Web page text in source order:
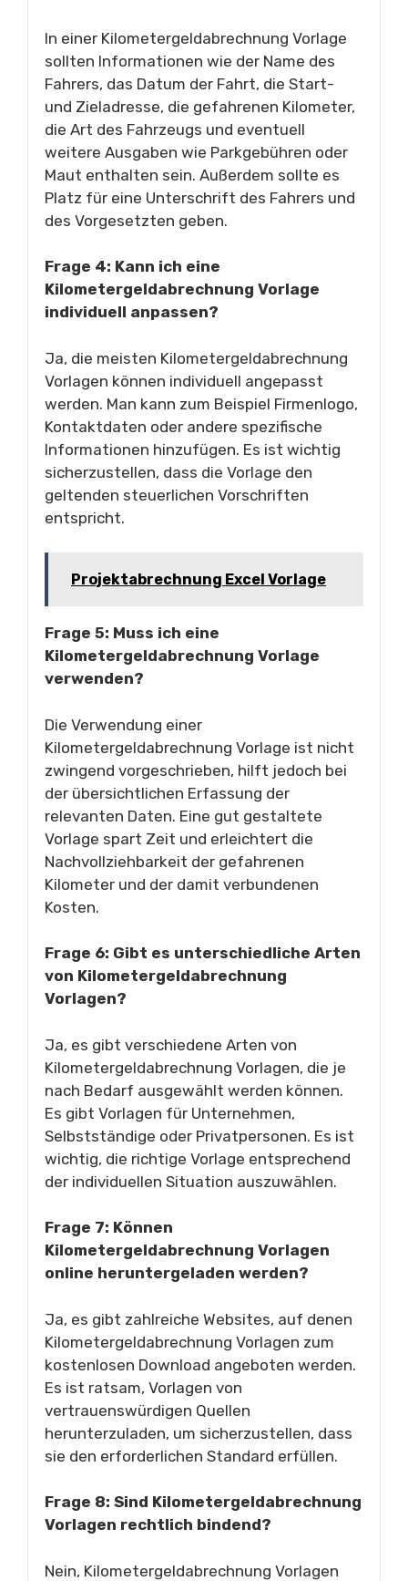
In einer Kilometergeldabrechnung Vorlage
sollten Informationen wie der Name des
Fahrers, das Datum der Fahrt, die Start-
und Zieladresse, die gefahrenen Kilometer,
die Art des Fahrzeugs und eventuell
weitere Ausgaben wie Parkgebühren oder
Maut enthalten sein. Außerdem sollte es
Platz für eine Unterschrift des Fahrers und
des Vorgesetzten geben.
Frage 4: Kann ich eine
Kilometergeldabrechnung Vorlage
individuell anpassen?
Ja, die meisten Kilometergeldabrechnung
Vorlagen können individuell angepasst
werden. Man kann zum Beispiel Firmenlogo,
Kontaktdaten oder andere spezifische
Informationen hinzufügen. Es ist wichtig
sicherzustellen, dass die Vorlage den
geltenden steuerlichen Vorschriften
entspricht.
Projektabrechnung Excel Vorlage
Frage 5: Muss ich eine
Kilometergeldabrechnung Vorlage
verwenden?
Die Verwendung einer
Kilometergeldabrechnung Vorlage ist nicht
zwingend vorgeschrieben, hilft jedoch bei
der übersichtlichen Erfassung der
relevanten Daten. Eine gut gestaltete
Vorlage spart Zeit und erleichtert die
Nachvollziehbarkeit der gefahrenen
Kilometer und der damit verbundenen
Kosten.
Frage 6: Gibt es unterschiedliche Arten
von Kilometergeldabrechnung
Vorlagen?
Ja, es gibt verschiedene Arten von
Kilometergeldabrechnung Vorlagen, die je
nach Bedarf ausgewählt werden können.
Es gibt Vorlagen für Unternehmen,
Selbstständige oder Privatpersonen. Es ist
wichtig, die richtige Vorlage entsprechend
der individuellen Situation auszuwählen.
Frage 7: Können
Kilometergeldabrechnung Vorlagen
online heruntergeladen werden?
Ja, es gibt zahlreiche Websites, auf denen
Kilometergeldabrechnung Vorlagen zum
kostenlosen Download angeboten werden.
Es ist ratsam, Vorlagen von
vertrauenswürdigen Quellen
herunterzuladen, um sicherzustellen, dass
sie den erforderlichen Standard erfüllen.
Frage 8: Sind Kilometergeldabrechnung
Vorlagen rechtlich bindend?
Nein, Kilometergeldabrechnung Vorlagen